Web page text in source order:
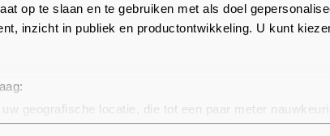
op te slaan en te gebruiken met als doel
inzicht in publiek en productontwikkeling. U kunt
geografische locatie, die tot een paar meter
het actief te scannen op specifieke eigenschappen